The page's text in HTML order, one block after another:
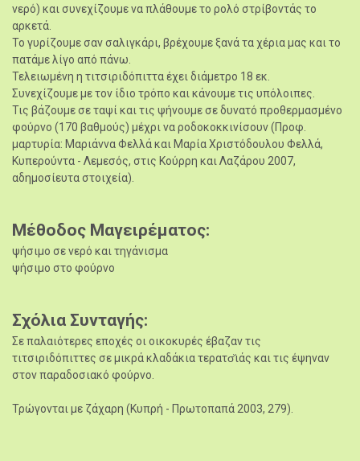
νερό) και συνεχίζουμε να πλάθουμε το ρολό στρίβοντάς το
αρκετά.
Το γυρίζουμε σαν σαλιγκάρι, βρέχουμε ξανά τα χέρια μας και το
πατάμε λίγο από πάνω.
Τελειωμένη η τιτσιριδόπιττα έχει διάμετρο 18 εκ.
Συνεχίζουμε με τον ίδιο τρόπο και κάνουμε τις υπόλοιπες.
Τις βάζουμε σε ταψί και τις ψήνουμε σε δυνατό προθερμασμένο
φούρνο (170 βαθμούς) μέχρι να ροδοκοκκινίσουν (Προφ.
μαρτυρία: Μαριάννα Φελλά και Μαρία Χριστόδουλου Φελλά,
Κυπερούντα - Λεμεσός, στις Κούρρη και Λαζάρου 2007,
αδημοσίευτα στοιχεία).
Μέθοδος Μαγειρέματος
ψήσιμο σε νερό και τηγάνισμα
ψήσιμο στο φούρνο
Σχόλια Συνταγής
Σε παλαιότερες εποχές οι οικοκυρές έβαζαν τις
τιτσιριδόπιττες σε μικρά κλαδάκια τερατσ̆ιάς και τις έψηναν
στον παραδοσιακό φούρνο.
Τρώγονται με ζάχαρη (Κυπρή - Πρωτοπαπά 2003, 279).